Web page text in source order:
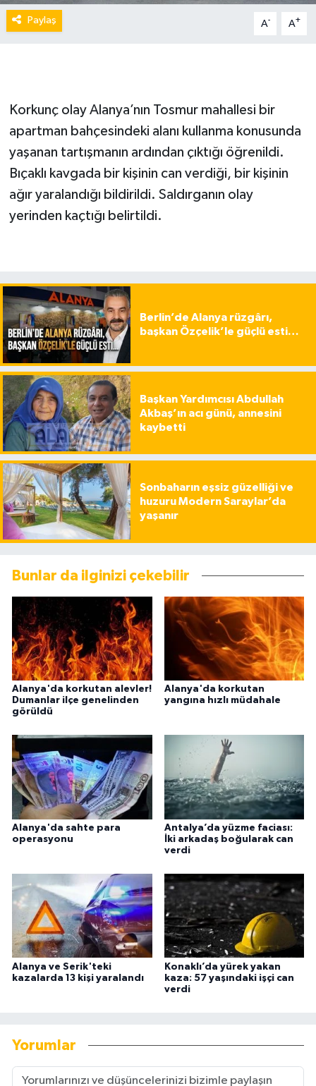
Paylaş A- A+
Korkunç olay Alanya’nın Tosmur mahallesi bir
apartman bahçesindeki alanı kullanma konusunda
yaşanan tartışmanın ardından çıktığı öğrenildi.
Bıçaklı kavgada bir kişinin can verdiği, bir kişinin
ağır yaralandığı bildirildi. Saldırganın olay
yerinden kaçtığı belirtildi.
Berlin’de Alanya rüzgârı,
başkan Özçelik’le güçlü esti…
Başkan Yardımcısı Abdullah
Akbaş’ın acı günü, annesini
kaybetti
Sonbaharın eşsiz güzelliği ve
huzuru Modern Saraylar’da
yaşanır
Bunlar da ilginizi çekebilir
Alanya'da korkutan alevler!
Dumanlar ilçe genelinden
görüldü
Alanya'da korkutan
yangına hızlı müdahale
Alanya'da sahte para
operasyonu
Antalya’da yüzme faciası:
İki arkadaş boğularak can
verdi
Alanya ve Serik'teki
kazalarda 13 kişi yaralandı
Konaklı’da yürek yakan
kaza: 57 yaşındaki işçi can
verdi
Yorumlar